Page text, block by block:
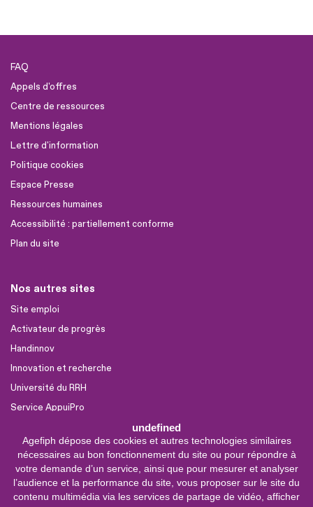
undefined
Agefiph dépose des cookies et autres technologies similaires
nécessaires au bon fonctionnement du site ou pour répondre à
votre demande d’un service, ainsi que pour mesurer et analyser
l’audience et la performance du site, vous proposer sur le site du
contenu multimédia via les services de partage de vidéo, afficher
FAQ
Appels d'offres
Centre de ressources
Mentions légales
Lettre d'information
Politique cookies
Espace Presse
Ressources humaines
Accessibilité : partiellement conforme
Plan du site
Nos autres sites
Site emploi
Activateur de progrès
Handinnov
Innovation et recherche
Université du RRH
Service AppuiPro
Nous suivre
Youtube
Linkedin